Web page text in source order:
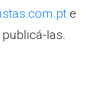
e
las.